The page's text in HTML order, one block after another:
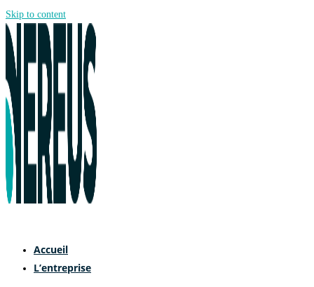
Skip to content
Accueil
L’entreprise